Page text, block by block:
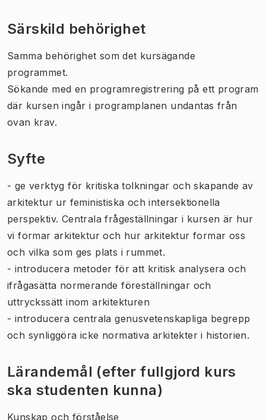
Särskild behörighet
Samma behörighet som det kursägande
programmet.
Sökande med en programregistrering på ett program
där kursen ingår i programplanen undantas från
ovan krav.
Syfte
- ge verktyg för kritiska tolkningar och skapande av
arkitektur ur feministiska och intersektionella
perspektiv. Centrala frågeställningar i kursen är hur
vi formar arkitektur och hur arkitektur formar oss
och vilka som ges plats i rummet.
- introducera metoder för att kritisk analysera och
ifrågasätta normerande föreställningar och
uttryckssätt inom arkitekturen
- introducera centrala genusvetenskapliga begrepp
och synliggöra icke normativa arkitekter i historien.
Lärandemål (efter fullgjord kurs
ska studenten kunna)
Kunskap och förståelse